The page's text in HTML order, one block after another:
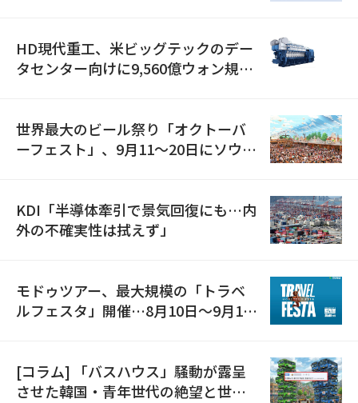
HD現代重工、米ビッグテックのデー
タセンター向けに9,560億ウォン規模
世界最大のビール祭り「オクトーバ
ーフェスト」、9月11〜20日にソウル
KDI「半導体牽引で景気回復にも…内
外の不確実性は拭えず」
モドゥツアー、最大規模の「トラベ
ルフェスタ」開催…8月10日～9月11
[コラム] 「バスハウス」騒動が露呈
させた韓国・青年世代の絶望と世代